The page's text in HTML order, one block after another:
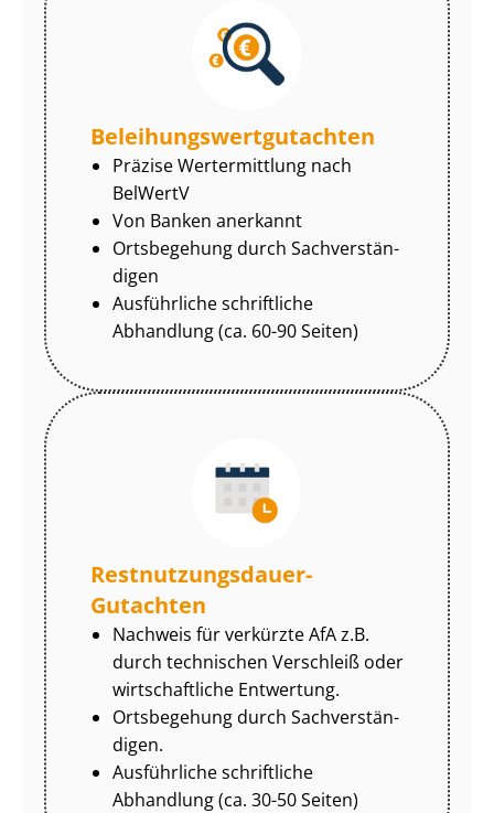
Be­lei­hungs­wert­gut­ach­ten
Präzise Wertermittlung nach
BelWertV
Von Banken anerkannt
Ortsbegehung durch Sach­ver­stän­
di­gen
Ausführliche schriftliche
Abhandlung (ca. 60-90 Seiten)
Rest­nut­zungs­dau­er-
Gutachten
Nachweis für verkürzte AfA z.B.
durch technischen Verschleiß oder
wirtschaftliche Entwertung.
Ortsbegehung durch Sach­ver­stän­
di­gen.
Ausführliche schriftliche
Abhandlung (ca. 30-50 Seiten)